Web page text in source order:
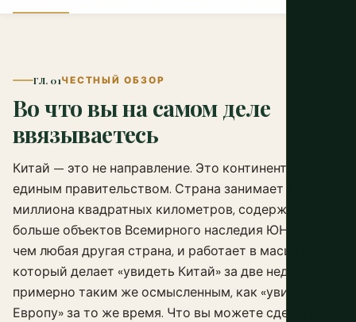
ГЛ. 01ЧЕСТНЫЙ ОБЗОР
Во что вы на самом деле
ввязываетесь
Китай — это не направление. Это континент с
единым правительством. Страна занимает 9,6
миллиона квадратных километров, содержит
больше объектов Всемирного наследия ЮНЕСКО,
чем любая другая страна, и работает в масштабе,
который делает «увидеть Китай» за две недели
примерно таким же осмысленным, как «увидеть
Европу» за то же время. Что вы можете сделать за